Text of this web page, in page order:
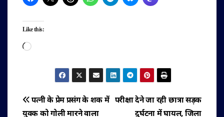
Like this:
Loading…
पोस्ट
परीक्षा देने जा रही छात्रा सड़क
दुर्घटना में घायल, जिला
पत्नी के प्रेम प्रसंग के शक में
युवक को गोली मारने वाला